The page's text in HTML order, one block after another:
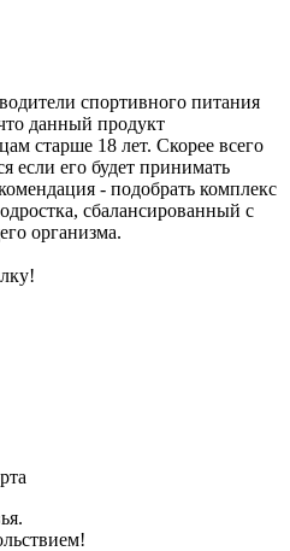
спортивного питания
данный продукт
старше 18 лет. Скорее всего
если его будет принимать
- подобрать комплекс
сбалансированный с
организма.